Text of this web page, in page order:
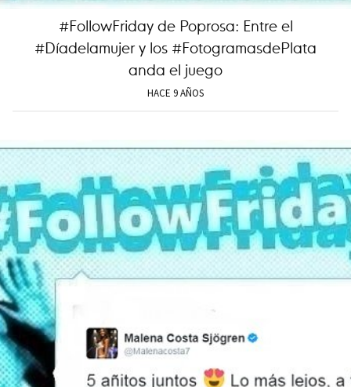
#FollowFriday de Poprosa: Entre el
#Díadelamujer y los #FotogramasdePlata
anda el juego
HACE 9 AÑOS